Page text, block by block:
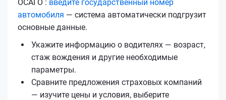
ОСАГО : введите государственный номер
автомобиля — система автоматически подгрузит
основные данные.
Укажите информацию о водителях — возраст,
стаж вождения и другие необходимые
параметры.
Сравните предложения страховых компаний
— изучите цены и условия, выберите